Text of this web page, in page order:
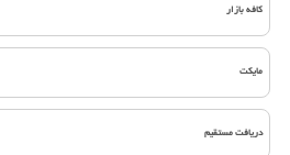
کافه بازار
مایکت
دریافت مستقیم